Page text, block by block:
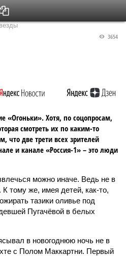
выпуск
3654
«Огоньки». Хотя, по соцопросам,
смотреть их по каким-то
что две трети всех зрителей
и канале «Россия-1» – это люди
можно иначе. Ведь не в
тому же, имея детей, как-то,
тазики оливье под
Пугачёвой в белых
в новогоднюю ночь не в
с Полом Маккартни. Первый